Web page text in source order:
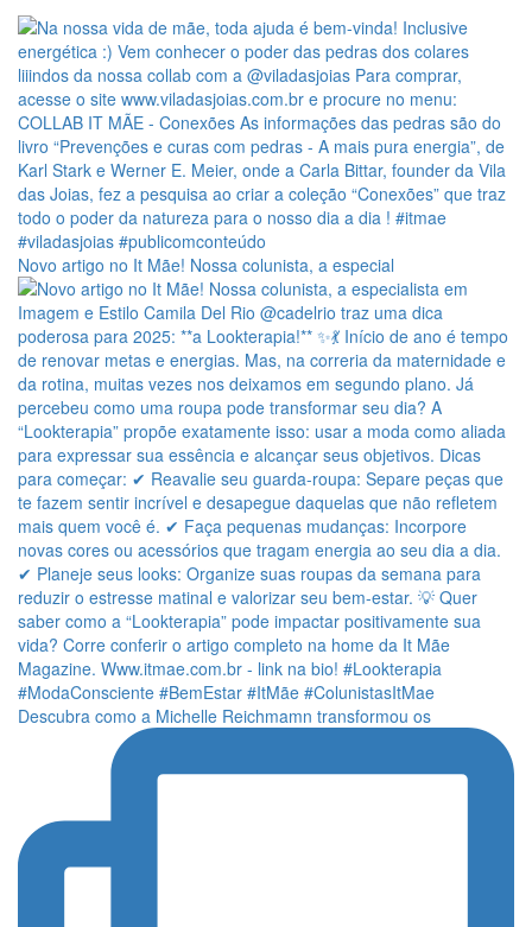
Novo artigo no It Mãe! Nossa colunista, a especial
Descubra como a Michelle Reichmamn transformou os